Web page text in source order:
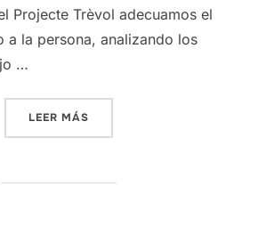
Projecte Trèvol adecuamos el
a la persona, analizando los
…
LEER MÁS